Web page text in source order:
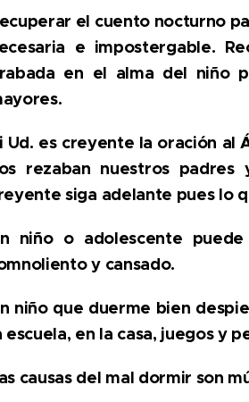
el cuento nocturno
e impostergable.
en el alma del niño
Ud. es creyente la oración al
rezaban nuestros
siga adelante pues lo
niño o adolescente
y cansado.
niño que duerme bien
escuela, en la casa, juegos y
causas del mal dormir son